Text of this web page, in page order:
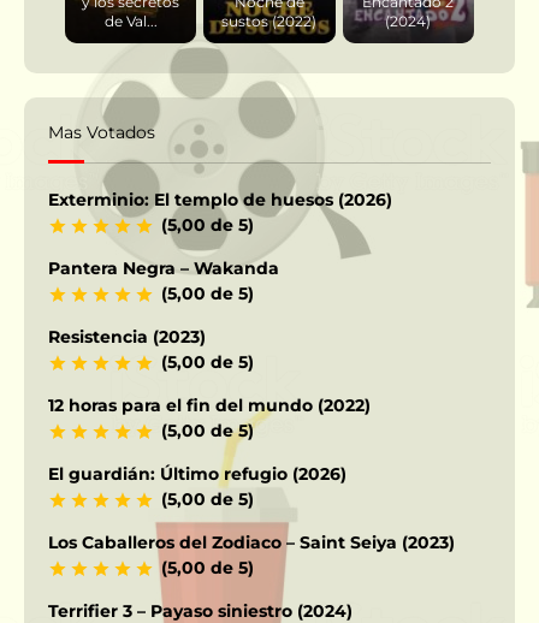
de Val...
sustos (2022)
(2024)
Mas Votados
Exterminio: El templo de huesos (2026)
(5,00 de 5)
Pantera Negra – Wakanda
(5,00 de 5)
Resistencia (2023)
(5,00 de 5)
12 horas para el fin del mundo (2022)
(5,00 de 5)
El guardián: Último refugio (2026)
(5,00 de 5)
Los Caballeros del Zodiaco – Saint Seiya (2023)
(5,00 de 5)
Terrifier 3 – Payaso siniestro (2024)